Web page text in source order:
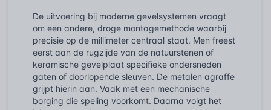
De uitvoering bij moderne gevelsystemen vraagt
om een andere, droge montagemethode waarbij
precisie op de millimeter centraal staat. Men freest
eerst aan de rugzijde van de natuurstenen of
keramische gevelplaat specifieke ondersneden
gaten of doorlopende sleuven. De metalen agraffe
grijpt hierin aan. Vaak met een mechanische
borging die speling voorkomt. Daarna volgt het